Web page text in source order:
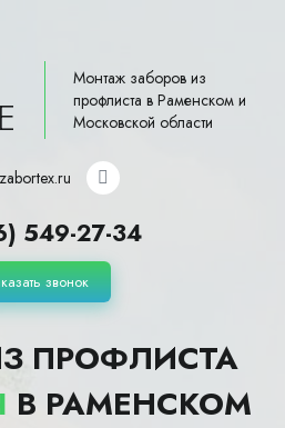
Монтаж заборов из
профлиста в Раменском и
Московской области
549-27-34
звонок
ПРОФЛИСТА
В РАМЕНСКОМ